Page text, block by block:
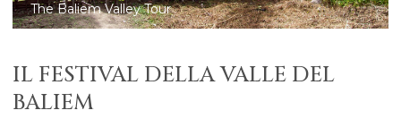
Trekking through the scattered Baliem Valley villages
IL FESTIVAL DELLA VALLE DEL
BALIEM